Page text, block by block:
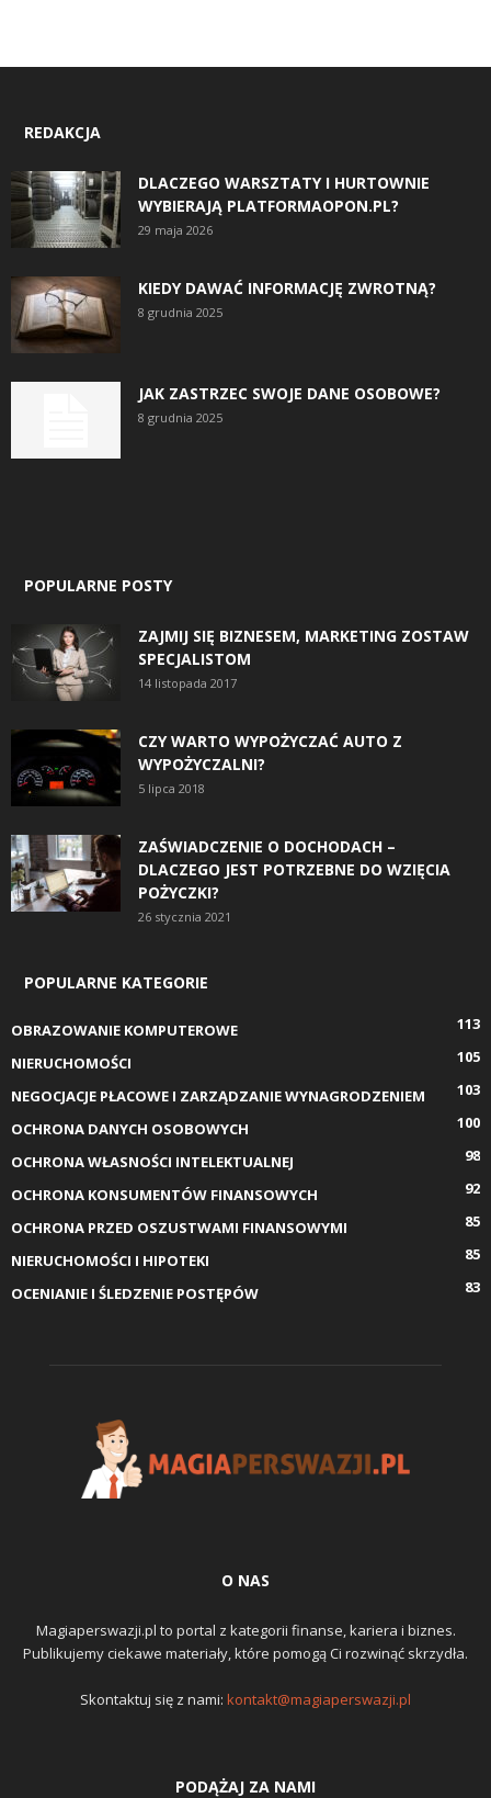
REDAKCJA
DLACZEGO WARSZTATY I HURTOWNIE
WYBIERAJĄ PLATFORMAOPON.PL?
29 maja 2026
KIEDY DAWAĆ INFORMACJĘ ZWROTNĄ?
8 grudnia 2025
JAK ZASTRZEC SWOJE DANE OSOBOWE?
8 grudnia 2025
POPULARNE POSTY
ZAJMIJ SIĘ BIZNESEM, MARKETING ZOSTAW
SPECJALISTOM
14 listopada 2017
CZY WARTO WYPOŻYCZAĆ AUTO Z
WYPOŻYCZALNI?
5 lipca 2018
ZAŚWIADCZENIE O DOCHODACH –
DLACZEGO JEST POTRZEBNE DO WZIĘCIA
POŻYCZKI?
26 stycznia 2021
POPULARNE KATEGORIE
OBRAZOWANIE KOMPUTEROWE
113
NIERUCHOMOŚCI
105
NEGOCJACJE PŁACOWE I ZARZĄDZANIE WYNAGRODZENIEM
103
OCHRONA DANYCH OSOBOWYCH
100
OCHRONA WŁASNOŚCI INTELEKTUALNEJ
98
OCHRONA KONSUMENTÓW FINANSOWYCH
92
OCHRONA PRZED OSZUSTWAMI FINANSOWYMI
85
NIERUCHOMOŚCI I HIPOTEKI
85
OCENIANIE I ŚLEDZENIE POSTĘPÓW
83
O NAS
Magiaperswazji.pl to portal z kategorii finanse, kariera i biznes.
Publikujemy ciekawe materiały, które pomogą Ci rozwinąć skrzydła.
Skontaktuj się z nami: kontakt@magiaperswazji.pl
PODĄŻAJ ZA NAMI